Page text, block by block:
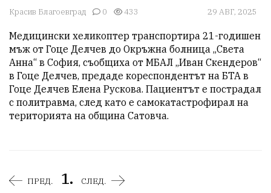
Красив Благоевград 0 433 29 АВГ, 2025
Медицински хеликоптер транспортира 21-годишен
мъж от Гоце Делчев до Окръжна болница „Света
Анна“ в София, съобщиха от МБАЛ „Иван Скендеров“
в Гоце Делчев, предаде кореспондентът на БТА в
Гоце Делчев Елена Рускова. Пациентът е пострадал
с политравма, след като е самокатастрофирал на
територията на община Сатовча.
ПРЕД. 1. СЛЕД.